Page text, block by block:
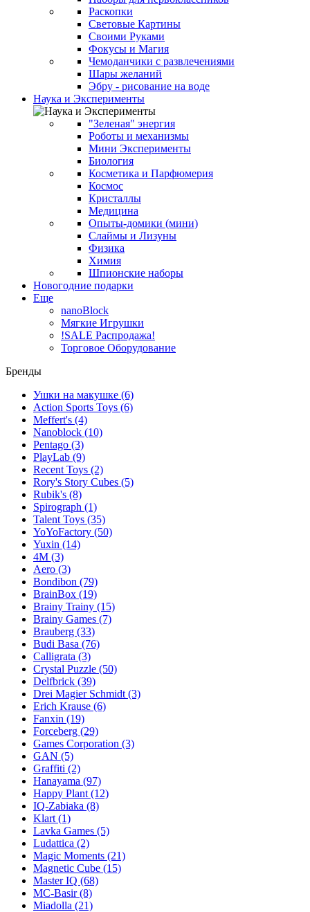
Раскопки
Световые Картины
Своими Руками
Фокусы и Магия
Чемоданчики с развлечениями
Шары желаний
Эбру - рисование на воде
Наука и Эксперименты
"Зеленая" энергия
Роботы и механизмы
Мини Эксперименты
Биология
Косметика и Парфюмерия
Космос
Кристаллы
Медицина
Опыты-домики (мини)
Слаймы и Лизуны
Физика
Химия
Шпионские наборы
Новогодние подарки
Еще
nanoBlock
Мягкие Игрушки
!SALE Распродажа!
Торговое Оборудование
Бренды
Ушки на макушке (6)
Action Sports Toys (6)
Meffert's (4)
Nanoblock (10)
Pentago (3)
PlayLab (9)
Recent Toys (2)
Rory's Story Cubes (5)
Rubik's (8)
Spirograph (1)
Talent Toys (35)
YoYoFactory (50)
Yuxin (14)
4M (3)
Aero (3)
Bondibon (79)
BrainBox (19)
Brainy Trainy (15)
Brainy Games (7)
Brauberg (33)
Budi Basa (76)
Calligrata (3)
Crystal Puzzle (50)
Delfbrick (39)
Drei Magier Schmidt (3)
Erich Krause (6)
Fanxin (19)
Forceberg (29)
Games Corporation (3)
GAN (5)
Graffiti (2)
Hanayama (97)
Happy Plant (12)
IQ-Zabiaka (8)
Klart (1)
Lavka Games (5)
Ludattica (2)
Magic Moments (21)
Magnetic Cube (15)
Master IQ (68)
MC-Basir(8)
Miadolla (21)